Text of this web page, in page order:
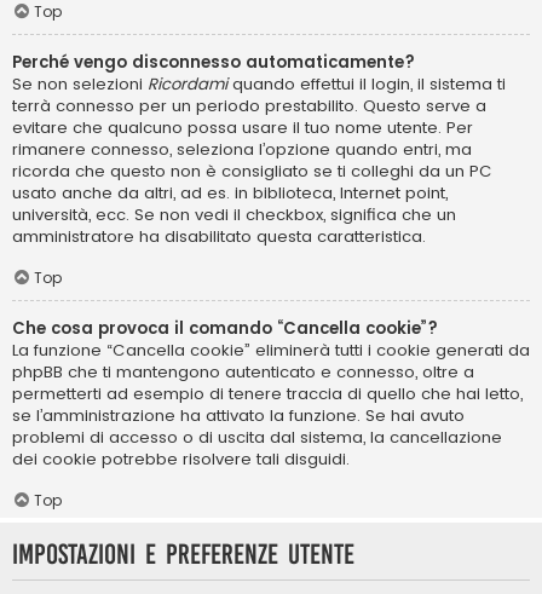
Top
Perché vengo disconnesso automaticamente?
Se non selezioni Ricordamiquando effettui il login, il sistema ti
terrà connesso per un periodo prestabilito. Questo serve a
evitare che qualcuno possa usare il tuo nome utente. Per
rimanere connesso, seleziona l’opzione quando entri, ma
ricorda che questo non è consigliato se ti colleghi da un PC
usato anche da altri, ad es. in biblioteca, Internet point,
università, ecc. Se non vedi il checkbox, significa che un
amministratore ha disabilitato questa caratteristica.
Top
Che cosa provoca il comando “Cancella cookie”?
La funzione “Cancella cookie” eliminerà tutti i cookie generati da
phpBB che ti mantengono autenticato e connesso, oltre a
permetterti ad esempio di tenere traccia di quello che hai letto,
se l’amministrazione ha attivato la funzione. Se hai avuto
problemi di accesso o di uscita dal sistema, la cancellazione
dei cookie potrebbe risolvere tali disguidi.
Top
Impostazioni e preferenze utente